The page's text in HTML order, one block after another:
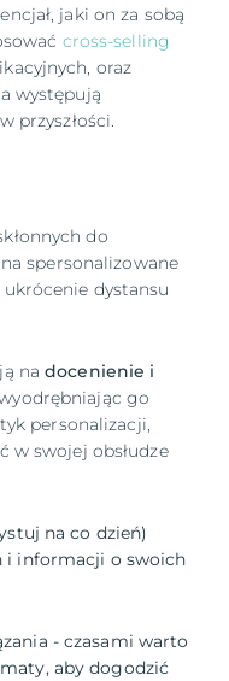
jaki on za sobą
cross-selling
oraz
występują
przyszłości.
do
spersonalizowane
dystansu
nadocenienie i
go
personalizacji,
w swojej obsłudze
na co dzień)
i informacji o swoich
- czasami warto
aby dogodzić